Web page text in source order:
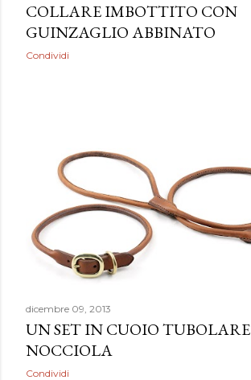
COLLARE IMBOTTITO CON
GUINZAGLIO ABBINATO
Condividi
dicembre 09, 2013
UN SET IN CUOIO TUBOLARE
NOCCIOLA
Condividi